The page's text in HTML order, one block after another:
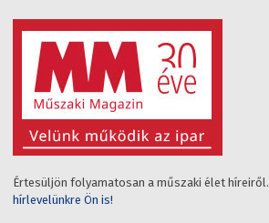
Értesüljön folyamatosan a műszaki élet híreiről.
hírlevelünkre Ön is!